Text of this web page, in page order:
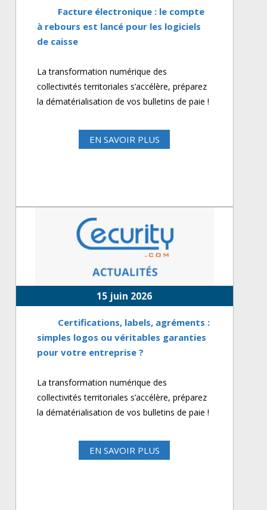
Facture électronique : le compte
à rebours est lancé pour les logiciels
de caisse
La transformation numérique des
collectivités territoriales s’accélère, préparez
la dématérialisation de vos bulletins de paie !
EN SAVOIR PLUS
15 juin 2026
Certifications, labels, agréments :
simples logos ou véritables garanties
pour votre entreprise ?
La transformation numérique des
collectivités territoriales s’accélère, préparez
la dématérialisation de vos bulletins de paie !
EN SAVOIR PLUS